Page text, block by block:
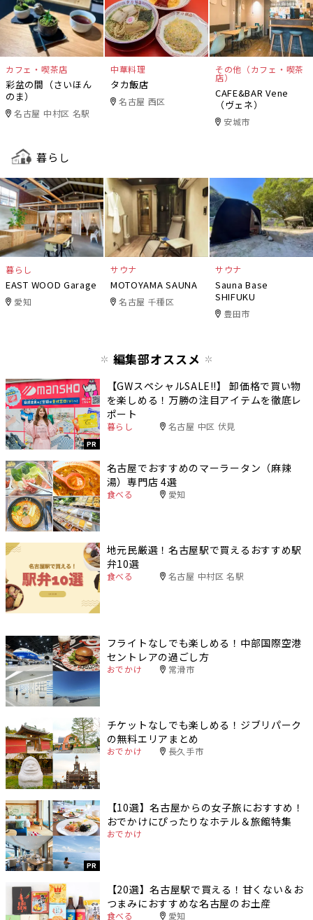
カフェ・喫茶店
彩盆の間（さいほん
のま）
名古屋 中村区 名駅
中華料理
タカ飯店
名古屋 西区
その他（カフェ・喫茶
店）
CAFE&BAR Vene
（ヴェネ）
安城市
暮らし
暮らし
EAST WOOD Garage
愛知
サウナ
MOTOYAMA SAUNA
名古屋 千種区
サウナ
Sauna Base
SHIFUKU
豊田市
編集部オススメ
PR
【GWスペシャルSALE‼︎】 卸価格で買い物
を楽しめる！万勝の注目アイテムを徹底レ
ポート
暮らし 名古屋 中区 伏見
名古屋でおすすめのマーラータン（麻辣
湯）専門店 4選
食べる 愛知
地元民厳選！名古屋駅で買えるおすすめ駅
弁10選
食べる 名古屋 中村区 名駅
フライトなしでも楽しめる！中部国際空港
セントレアの過ごし方
おでかけ 常滑市
チケットなしでも楽しめる！ジブリパーク
の無料エリアまとめ
おでかけ 長久手市
PR
【10選】名古屋からの女子旅におすすめ！
おでかけにぴったりなホテル＆旅館特集
おでかけ
【20選】名古屋駅で買える！甘くない＆お
つまみにおすすめな名古屋のお土産
食べる 愛知